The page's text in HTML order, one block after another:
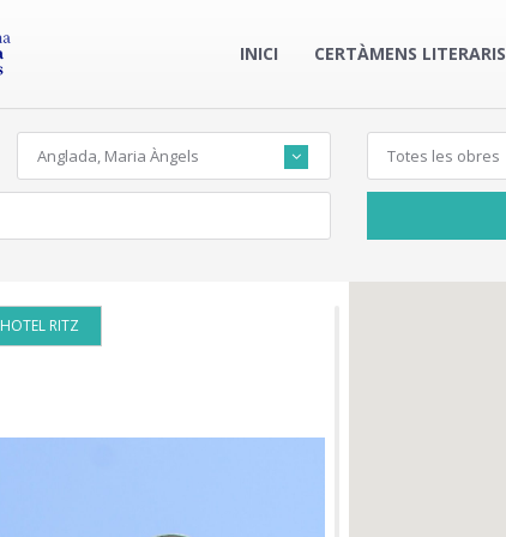
INICI CERTÀMENS LITERARIS
Anglada, Maria Àngels Totes les obres
HOTEL RITZ